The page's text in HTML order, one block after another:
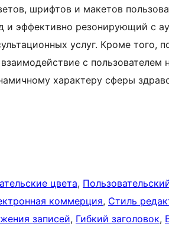
шрифтов и макетов
эффективно резонирующий с
услуг. Кроме того,
с пользователем
характеру сферы
цвета,
коммерция, Стиль
записей, Гибкий заголовок,